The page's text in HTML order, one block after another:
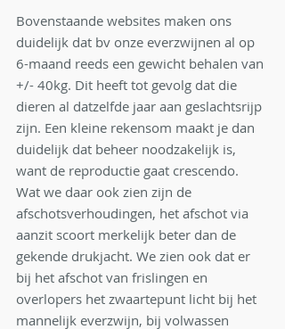
Bovenstaande websites maken ons
duidelijk dat bv onze everzwijnen al op
6-maand reeds een gewicht behalen van
+/- 40kg. Dit heeft tot gevolg dat die
dieren al datzelfde jaar aan geslachtsrijp
zijn. Een kleine rekensom maakt je dan
duidelijk dat beheer noodzakelijk is,
want de reproductie gaat crescendo.
Wat we daar ook zien zijn de
afschotsverhoudingen, het afschot via
aanzit scoort merkelijk beter dan de
gekende drukjacht. We zien ook dat er
bij het afschot van frislingen en
overlopers het zwaartepunt licht bij het
mannelijk everzwijn, bij volwassen